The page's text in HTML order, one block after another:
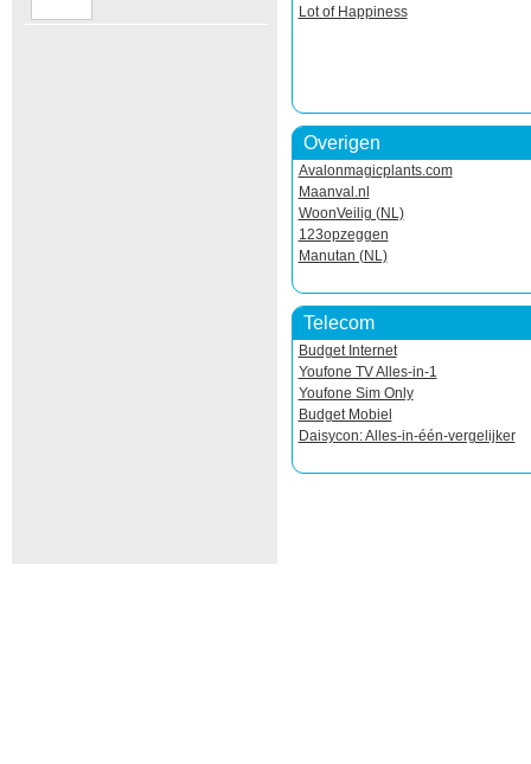
Lot of Happiness
Overigen
Avalonmagicplants.com
Maanval.nl
WoonVeilig (NL)
123opzeggen
Manutan (NL)
Telecom
Budget Internet
Youfone TV Alles-in-1
Youfone Sim Only
Budget Mobiel
Daisycon: Alles-in-één-vergelijker